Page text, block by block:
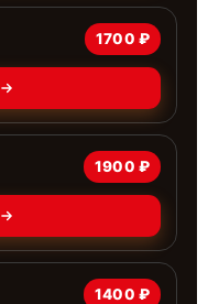
1700 ₽
1900 ₽
1400 ₽